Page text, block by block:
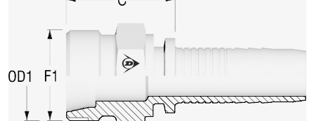
SKAPA PROFIL